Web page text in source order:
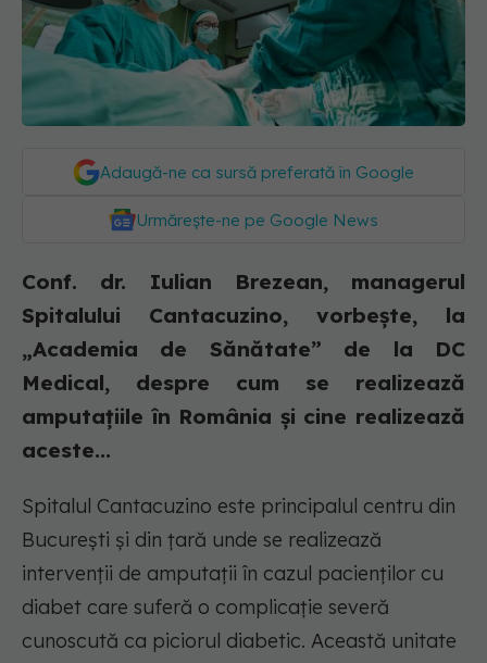
Adaugă-ne ca sursă preferată în Google
Urmărește-ne pe Google News
Conf. dr. Iulian Brezean, managerul
Spitalului Cantacuzino, vorbește, la
„Academia de Sănătate” de la DC
Medical, despre cum se realizează
amputațiile în România și cine realizează
aceste...
Spitalul Cantacuzino este principalul centru din
București și din țară unde se realizează
intervenții de amputații în cazul pacienților cu
diabet care suferă o complicație severă
cunoscută ca piciorul diabetic. Această unitate